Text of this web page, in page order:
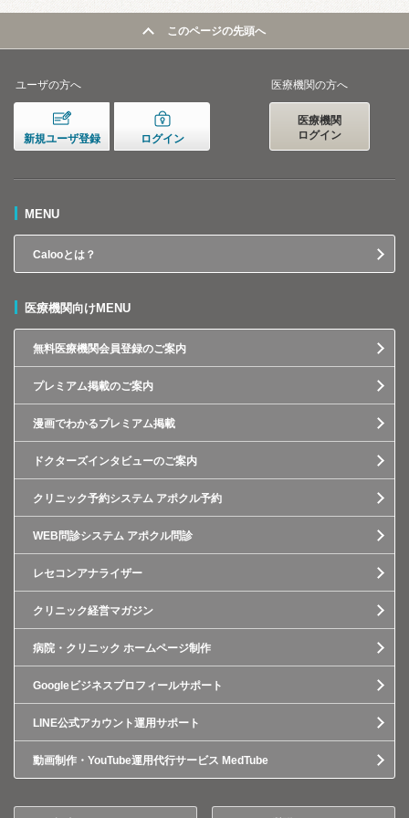
このページの先頭へ
ユーザの方へ
新規ユーザ登録 ログイン
医療機関の方へ
医療機関
ログイン
MENU
Calooとは？
医療機関向けMENU
無料医療機関会員登録のご案内
プレミアム掲載のご案内
漫画でわかるプレミアム掲載
ドクターズインタビューのご案内
クリニック予約システム アポクル予約
WEB問診システム アポクル問診
レセコンアナライザー
クリニック経営マガジン
病院・クリニック ホームページ制作
Googleビジネスプロフィールサポート
LINE公式アカウント運用サポート
動画制作・YouTube運用代行サービス MedTube